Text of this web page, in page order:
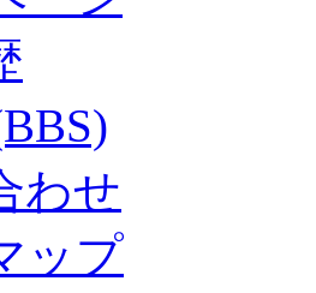
わせ
ップ